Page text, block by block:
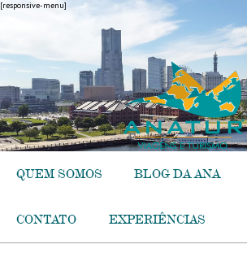
[responsive-menu]
QUEM SOMOS BLOG DA ANA
CONTATO EXPERIÊNCIAS